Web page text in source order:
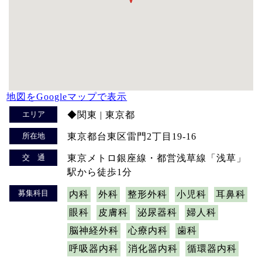
地図をGoogleマップで表示
エリア ◆関東 | 東京都
所在地 東京都台東区雷門2丁目19-16
交 通
東京メトロ銀座線・都営浅草線「浅草」
駅から徒歩1分
募集科目 内科 外科 整形外科 小児科
耳鼻科
眼科
皮膚科 泌尿器科
婦人科
脳神経外科
心療内科
歯科
呼吸器内科
消化器内科
循環器内科